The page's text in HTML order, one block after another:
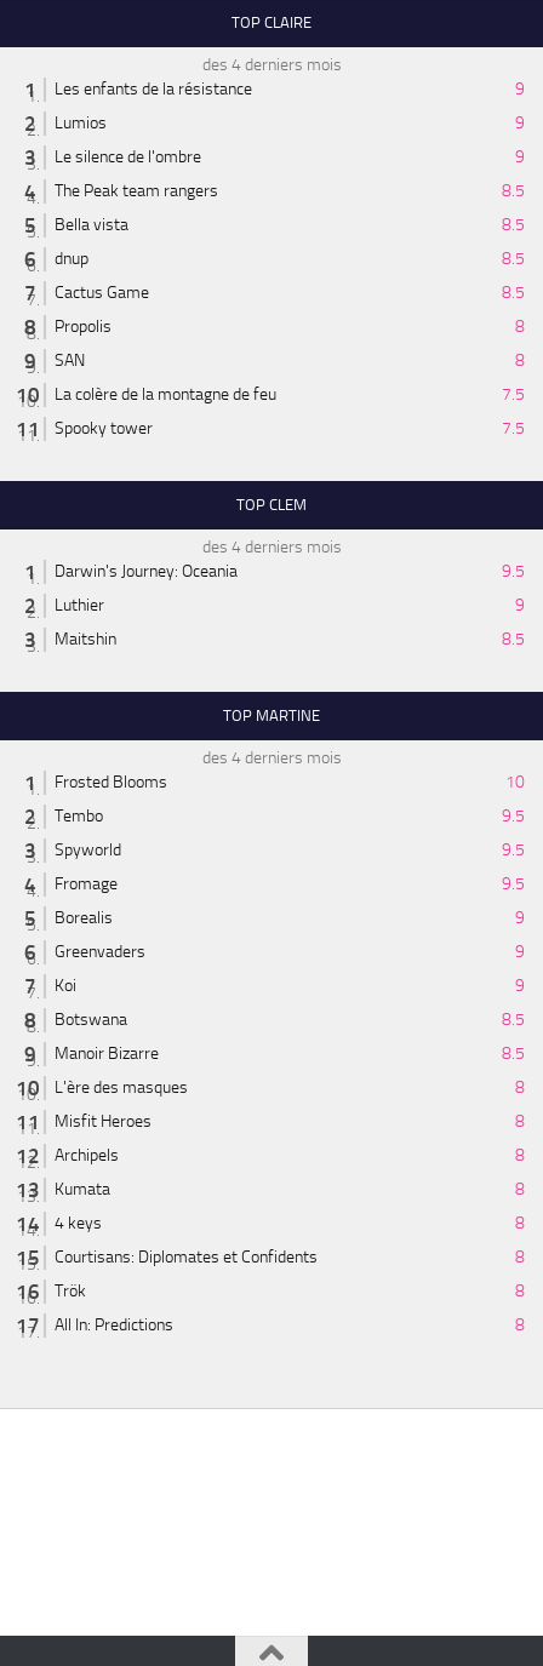
TOP CLAIRE
des 4 derniers mois
Les enfants de la résistance
9
Lumios
9
Le silence de l'ombre
9
The Peak team rangers
8.5
Bella vista
8.5
dnup
8.5
Cactus Game
8.5
Propolis
8
SAN
8
La colère de la montagne de feu
7.5
Spooky tower
7.5
TOP CLEM
des 4 derniers mois
Darwin's Journey: Oceania
9.5
Luthier
9
Maitshin
8.5
TOP MARTINE
des 4 derniers mois
Frosted Blooms
10
Tembo
9.5
Spyworld
9.5
Fromage
9.5
Borealis
9
Greenvaders
9
Koi
9
Botswana
8.5
Manoir Bizarre
8.5
L'ère des masques
8
Misfit Heroes
8
Archipels
8
Kumata
8
4 keys
8
Courtisans: Diplomates et Confidents
8
Trök
8
All In: Predictions
8